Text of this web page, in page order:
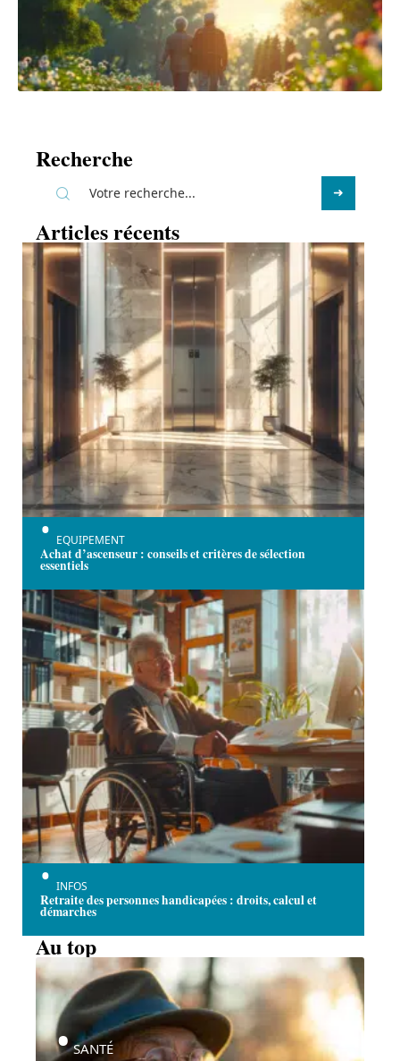
Recherche
Articles récents
EQUIPEMENT
Achat d’ascenseur : conseils et critères de sélection
essentiels
INFOS
Retraite des personnes handicapées : droits, calcul et
démarches
Au top
SANTÉ